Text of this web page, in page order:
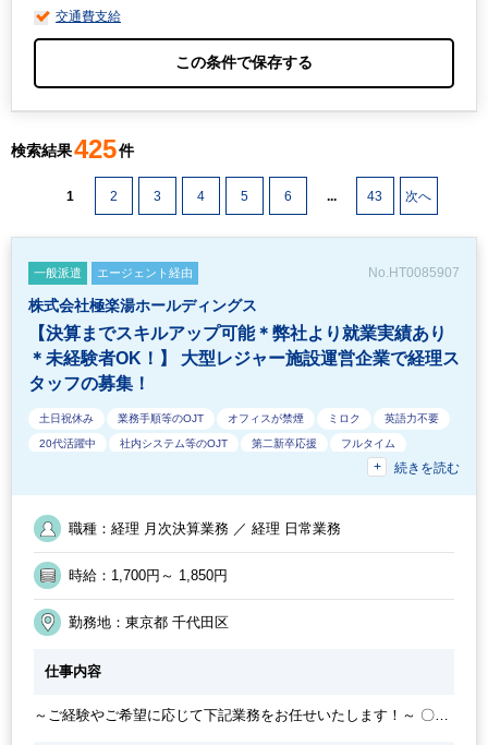
検索結果425件
1 2 3 4 5 6 ... 43 次へ
一般派遣 エージェント経由 No.HT0085907
株式会社極楽湯ホールディングス
【決算までスキルアップ可能＊弊社より就業実績あり
＊未経験者OK！】 大型レジャー施設運営企業で経理ス
タッフの募集！
土日祝休み 業務手順等のOJT オフィスが禁煙 ミロク 英語力不要
20代活躍中 社内システム等のOJT 第二新卒応援 フルタイム
駅から徒歩5分以内
職種未経験 業界知識・専門用語等のOJT 40代活躍中
EXCELのスキルが活かせる
続きを読む
職種：経理 月次決算業務 ／ 経理 日常業務
時給：1,700円～ 1,850円
勤務地：東京都 千代田区
仕事内容
～ご経験やご希望に応じて下記業務をお任せいたします！～ 〇店
交通費支給